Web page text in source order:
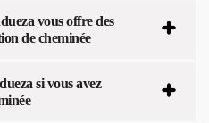
vous offre des
de cheminée
si vous avez